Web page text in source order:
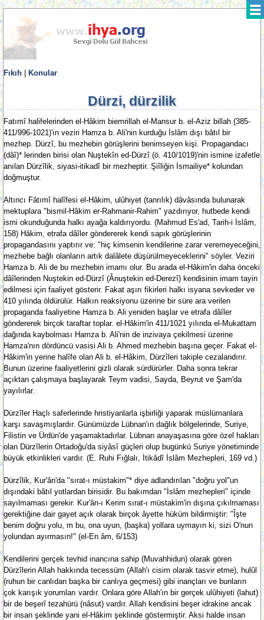
Fıkıh Konular
Dürzi, dürzilik
Fatımî halifelerinden el-Hâkim biemrillah el-Mansur b. el-Aziz billah (385-
411/996-1021)'ın veziri Hamza b. Ali'nin kurduğu İslâm dışı bâtıl bir
mezhep. Dürzî, bu mezhebin görüşlerini benimseyen kişi. Propagandacı
(dâî)* lerinden birisi olan Nuştekîn ed-Dürzî (ö. 410/1019)'nin ismine izafetle
anılan Dürzîlik, siyasi-itikadî bir mezheptir. Şiîliğin İsmailiye* kolundan
doğmuştur.
Altıncı Fâtımî halîfesi el-Hâkim, ulûhiyet (tanrılık) dâvâsında bulunarak
mektuplara "bismil-Hâkim er-Rahmanir-Rahim" yazdırıyor, hutbede kendi
ismi okunduğunda halkı ayağa kaldırıyordu. (Mahmud Es'ad, Tarih-i İslâm,
158) Hâkim, etrafa dâîler göndererek kendi sapık görüşlerinin
propagandasını yaptırır ve: "hiç kimsenin kendilerine zarar veremeyeceğini,
mezhebe bağlı olanların artık dalâlete düşürülmeyeceklerini" söyler. Veziri
Hamza b. Ali de bu mezhebin imamı olur. Bu arada el-Hâkim'in daha önceki
dâîlerinden Nuştekin ed-Dürzî (Ânuştekin ed-Derezî) kendisinin imam tayin
edilmesi için faaliyet gösterir. Fakat aşırı fikirleri halkı isyana sevkeder ve
410 yılında öldürülür. Halkın reaksiyonu üzerine bir süre ara verilen
propaganda faaliyetine Hamza b. Ali yeniden başlar ve etrafa dâîler
göndererek birçok taraftar toplar. el-Hâkim'in 411/1021 yılında el-Mukattam
dağında kaybolması Hamza b. Ali'nin de inzivaya çekilmesi üzerine
Hamza'nın dördüncü vasisi Ali b. Ahmed mezhebin başına geçer. Fakat el-
Hâkim'in yerine halîfe olan Ali b. el-Hâkim, Dürzîleri takiple cezalandırır.
Bunun üzerine faaliyetlerini gizli olarak sürdürürler. Daha sonra tekrar
açıktan çalışmaya başlayarak Teym vadisi, Sayda, Beyrut ve Şam'da
yayılırlar.
Dürzîler Haçlı saferlerinde hristiyanlarla işbirliği yaparak müslümanlara
karşı savaşmışlardır. Günümüzde Lübnan'ın dağlık bölgelerinde, Suriye,
Filistin ve Ürdün'de yaşamaktadırlar. Lübnan anayaşasına göre özel hakları
olan Dürzîlerin Ortadoğu'da siyâsî güçleri olup bugünkü Suriye yönetiminde
büyük etkinlikleri vardır. (E. Ruhi Fığlalı, İtikâdî İslâm Mezhepleri, 169 vd.)
Dürzîlik, Kur'ân'da "sırat-ı müstakim"* diye adlandırılan "doğru yol"un
dışındaki bâtıl yotlardan birisidir. Bu bakımdan "İslâm mezhepleri" içinde
sayılmaması gerekir. Kur'ân-ı Kerim sırat-ı müstakim'in dışına çıkılmaması
gerektiğine dair gayet açık olarak birçok âyette hüküm bildirmiştir: "Îşte
benim doğru yolu, m bu, ona uyun, (başka) yollara uymayın ki, sizi O'nun
yolundan ayırmasın!" (el-En âm, 6/153)
Kendilerini gerçek tevhid inancına sahip (Muvahhidun) olarak gören
Dürzîlerin Allah hakkında tecessüm (Allah'ı cisim olarak tasvir etme), hulûl
(ruhun bir canlıdan başka bir canlıya geçmesi) gibi inançları ve bunların
çok karışık yorumları vardır. Onlara göre Allah'ın bir gerçek ulûhiyeti (lahut)
bir de beşerî tezahürü (nâsut) vardır. Allah kendisini beşer idrakine ancak
bir insan şeklinde yani el-Hâkim şeklinde göstermiştir. Aksi halde insan